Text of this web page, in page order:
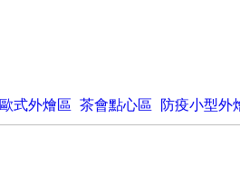
歐式外燴區 茶會點心區 防疫小型外